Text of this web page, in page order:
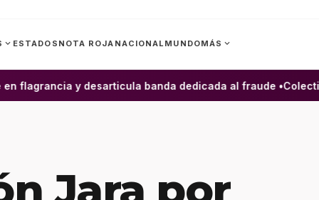
expand_more ESTADOS NOTA ROJA NACIONAL MUNDOMÁS expand_more
y desarticula banda dedicada al fraude •Colectivo